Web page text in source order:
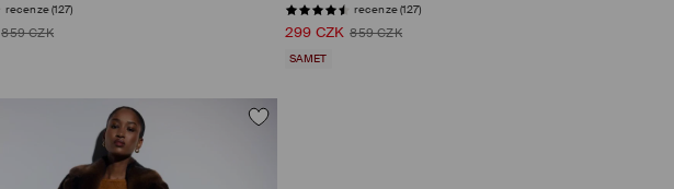
recenze (127)
859 CZK
recenze (127)
299 CZK 859 CZK
SAMET